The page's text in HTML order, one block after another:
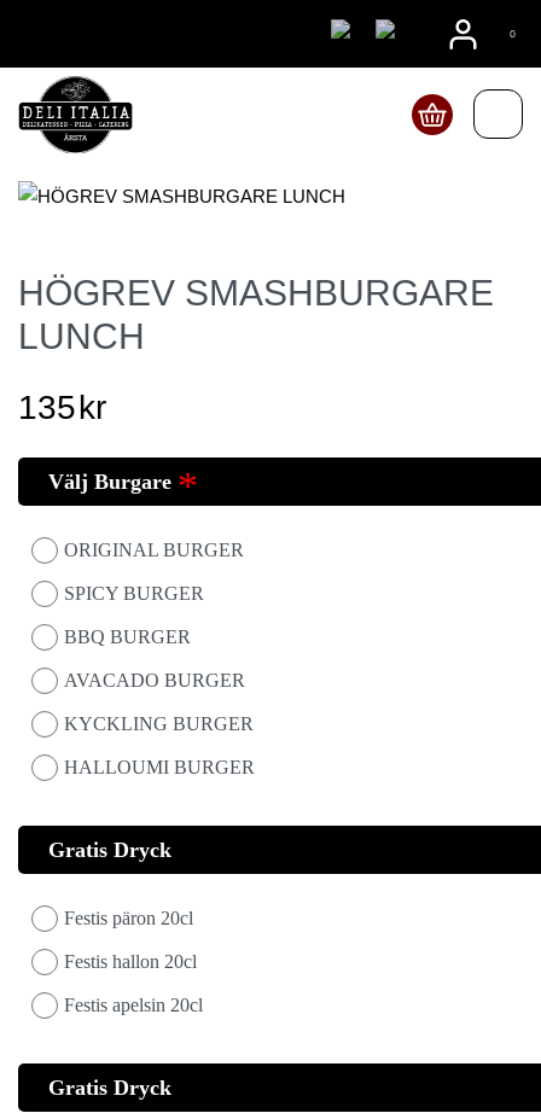
0
HÖGREV SMASHBURGARE
LUNCH
135kr
Välj Burgare
ORIGINAL BURGER
SPICY BURGER
BBQ BURGER
AVACADO BURGER
KYCKLING BURGER
HALLOUMI BURGER
Gratis Dryck
Festis päron 20cl
Festis hallon 20cl
Festis apelsin 20cl
Gratis Dryck